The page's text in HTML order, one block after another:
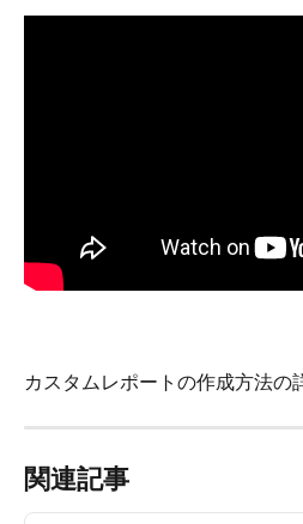
カスタムレポートの作成方法の
関連記事